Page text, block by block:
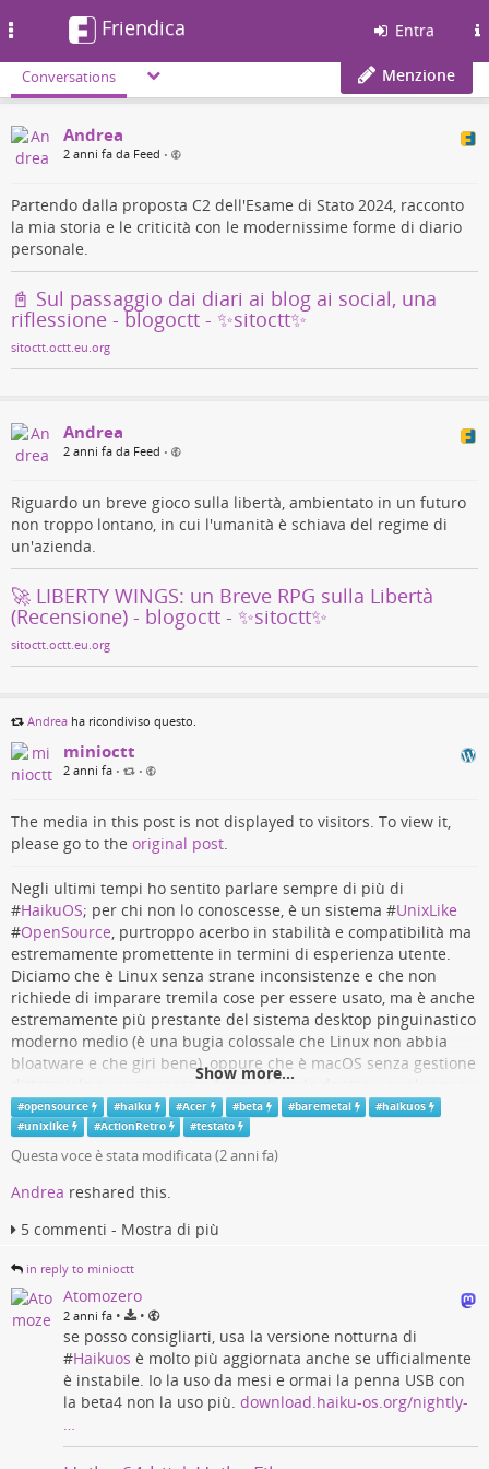
Friendica Entra
Conversations Menzione
Andrea
2 anni fa da Feed •
Partendo dalla proposta C2 dell'Esame di Stato 2024, racconto
la mia storia e le criticità con le modernissime forme di diario
personale.
📓️ Sul passaggio dai diari ai blog ai social, una
riflessione - blogoctt - ✨sitoctt✨
sitoctt.octt.eu.org
Andrea
2 anni fa da Feed •
Riguardo un breve gioco sulla libertà, ambientato in un futuro
non troppo lontano, in cui l'umanità è schiava del regime di
un'azienda.
🚀 LIBERTY WINGS: un Breve RPG sulla Libertà
(Recensione) - blogoctt - ✨sitoctt✨
sitoctt.octt.eu.org
Andrea ha ricondiviso questo.
minioctt
2 anni fa • •
The media in this post is not displayed to visitors. To view it,
please go to the original post.
Negli ultimi tempi ho sentito parlare sempre di più di
#HaikuOS; per chi non lo conoscesse, è un sistema #UnixLike
#OpenSource, purtroppo acerbo in stabilità e compatibilità ma
estremamente promettente in termini di esperienza utente.
Diciamo che è Linux senza strane inconsistenze e che non
richiede di imparare tremila cose per essere usato, ma è anche
estremamente più prestante del sistema desktop pinguinastico
moderno medio (è una bugia colossale che Linux non abbia
bloatware e che giri bene), oppure che è macOS senza gestione
dittatoriale e senza cacca a forma di mela dentro… qualunque
paragone preferiate. 😏️
Boh, vedo sempre di più che viene usato sui laptop, viene
testato di più, proprio prima ho visto
#ActionRetro che lo usa giornalmente su un Thinkpad
voleva partire. Ma ora, visto che a pare siamo finalmente alla
compatibilità sia hardware che software (tante applicazioni
libere di uso comune per task disparate stanno venendo
portate), ho provato a flashare la ISO live su chiavetta, avviarla
sul mio portatile #AcerAspire v3-572G, e, incredibilmente… 🤫️
funziona! Questa schermata l’ho catturata direttamente
da lì, e ho #
anche 5 GHz, usare il terminale per collegarmi via SSH al
Show more...
#opensource #haiku #Acer #beta #baremetal #haikuos
#unixlike #ActionRetro #testato
Questa voce è stata modificata (2 anni fa)
Andrea reshared this.
5 commenti - Mostra di più
in reply to minioctt
Atomozero
2 anni fa • •
se posso consigliarti, usa la versione notturna di
#Haikuos è molto più aggiornata anche se ufficialmente
è instabile. Io la uso da mesi e ormai la penna USB con
la beta4 non la uso più. download.haiku-os.org/nightly-
…